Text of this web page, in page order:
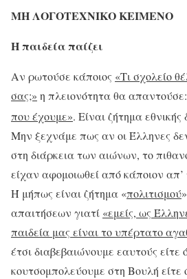
ΜΗ ΛΟΓΟΤΕΧΝΙΚΟ ΚΕΙΜΕΝΟ
Η παιδεία παίζει
Αν ρωτούσε κάποιος «Τι σχολείο
σας;» η πλειονότητα θα απαντούσε:
που έχουμε». Είναι ζήτημα εθνικής
Μην ξεχνάμε πως αν οι Έλληνες
στη διάρκεια των αιώνων, το
είχαν αφομοιωθεί από κάποιον απ’
Ή μήπως είναι ζήτημα «πολιτισμού
απαιτήσεων γιατί «εμείς, ως
παιδεία μας είναι το υπέρτατο
έτσι διαβεβαιώνουμε εαυτούς είτε
κουτσομπολεύουμε στη Βουλή